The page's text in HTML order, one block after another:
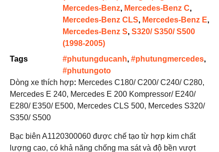
Mercedes-Benz, Mercedes-Benz C,
Mercedes-Benz CLS, Mercedes-Benz E,
Mercedes-Benz S, S320/ S350/ S500
(1998-2005)
Tags
#phutungducanh, #phutungmercedes,
#phutungoto
Dòng xe thích hợp: Mercedes C180/ C200/ C240/ C280,
Mercedes E 240, Mercedes E 200 Kompressor/ E240/
E280/ E350/ E500, Mercedes CLS 500, Mercedes S320/
S350/ S500
Bạc biên A1120300060 được chế tạo từ hợp kim chất
lượng cao, có khả năng chống ma sát và độ bền vượt